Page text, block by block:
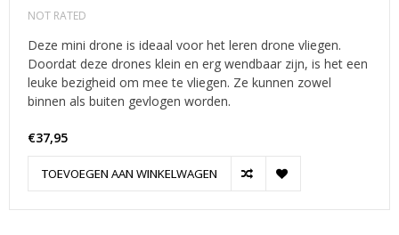
NOT RATED
Deze mini drone is ideaal voor het leren drone vliegen.
Doordat deze drones klein en erg wendbaar zijn, is het een
leuke bezigheid om mee te vliegen. Ze kunnen zowel
binnen als buiten gevlogen worden.
€37,95
TOEVOEGEN AAN WINKELWAGEN